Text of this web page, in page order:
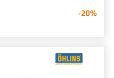
-20%